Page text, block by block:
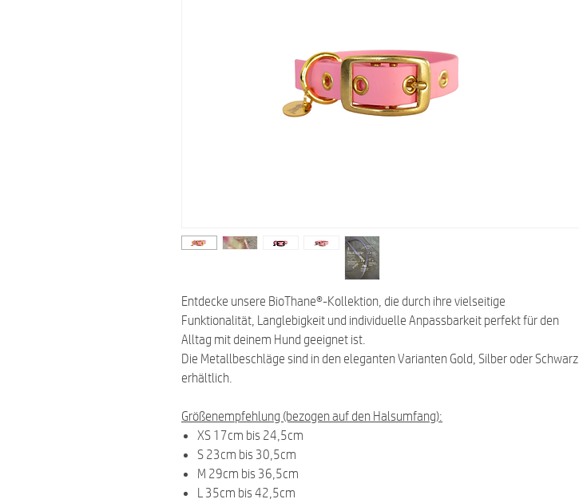
Entdecke unsere BioThane®-Kollektion, die durch ihre vielseitige
Funktionalität, Langlebigkeit und individuelle Anpassbarkeit perfekt für den
Alltag mit deinem Hund geeignet ist.
Die Metallbeschläge sind in den eleganten Varianten Gold, Silber oder Schwarz
erhältlich.
Größenempfehlung (bezogen auf den Halsumfang):
XS 17cm bis 24,5cm
S 23cm bis 30,5cm
M 29cm bis 36,5cm
L 35cm bis 42,5cm